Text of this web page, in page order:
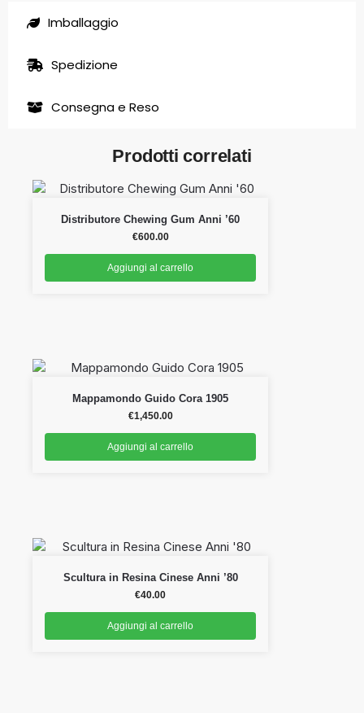
Imballaggio
Spedizione
Consegna e Reso
Prodotti correlati
Distributore Chewing Gum Anni ’60
€600.00
Aggiungi al carrello
Mappamondo Guido Cora 1905
€1,450.00
Aggiungi al carrello
Scultura in Resina Cinese Anni ’80
€40.00
Aggiungi al carrello